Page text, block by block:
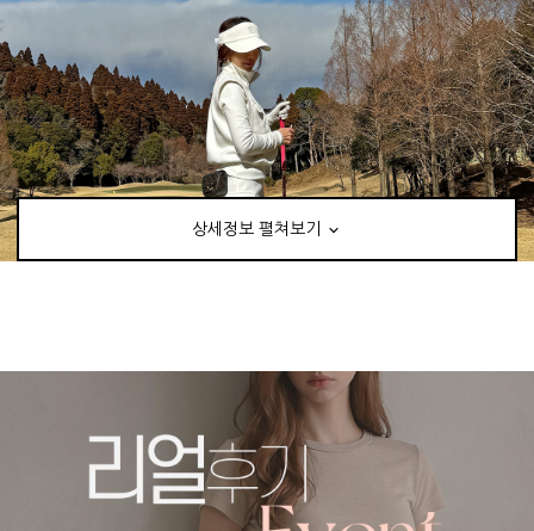
상세정보 펼쳐보기